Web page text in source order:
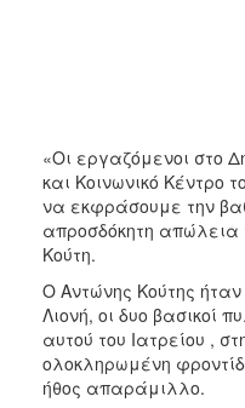
2012
2011
2010
2006
«Οι εργαζόμενοι στο
και Κοινωνικό Κέντρο
να εκφράσουμε την
απροσδόκητη απώλεια
Κούτη.
Ο Αντώνης Κούτης
Λιονή, οι δυο βασικοί
αυτού του Ιατρείου ,
ολοκληρωμένη
ήθος απαράμιλλο.